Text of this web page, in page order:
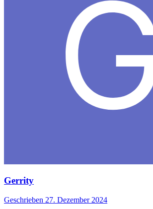
Gerrity
Geschrieben 27. Dezember 2024